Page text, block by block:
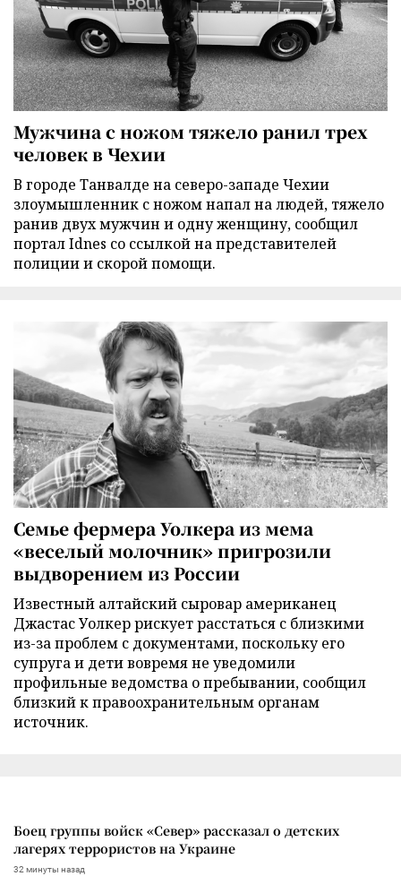
Мужчина с ножом тяжело ранил трех
человек в Чехии
В городе Танвалде на северо-западе Чехии
злоумышленник с ножом напал на людей, тяжело
ранив двух мужчин и одну женщину, сообщил
портал Idnes со ссылкой на представителей
полиции и скорой помощи.
Семье фермера Уолкера из мема
«веселый молочник» пригрозили
выдворением из России
Известный алтайский сыровар американец
Джастас Уолкер рискует расстаться с близкими
из-за проблем с документами, поскольку его
супруга и дети вовремя не уведомили
профильные ведомства о пребывании, сообщил
близкий к правоохранительным органам
источник.
Боец группы войск «Север» рассказал о детских
лагерях террористов на Украине
32 минуты назад